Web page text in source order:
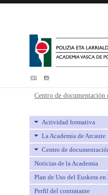
eu es
Nº 67 Marzo
Centro de documentación
Actividad formativa
La Academia de Arcaute
Centro de
Noticias de la Academia
Plan de Uso del Euskera en
Perfil del contratante